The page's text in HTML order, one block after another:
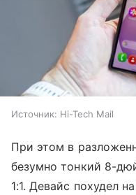
Источник: Hi-Tech Mail
При этом в
безумно тонкий 8-
1:1. Девайс похудел